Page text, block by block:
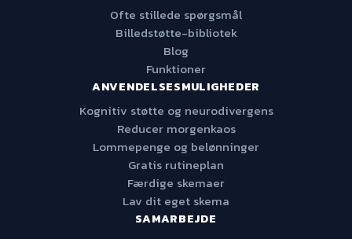
Ofte stillede spørgsmål
Billedstøtte-bibliotek
Blog
Funktioner
ANVENDELSESMULIGHEDER
Kognitiv støtte og neurodivergens
Reducer morgenkaos
Lommepenge og belønninger
Gratis rutineplan
Færdige skemaer
Lav dit eget skema
SAMARBEJDE